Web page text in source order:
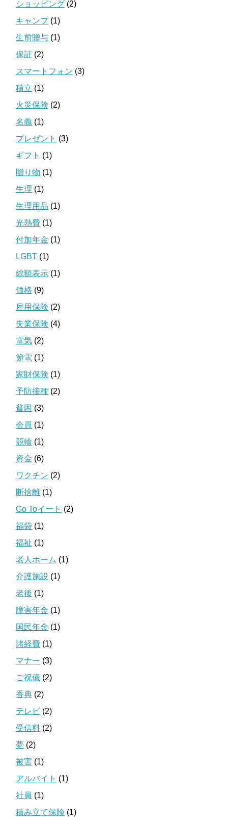
ショッピング (2)
キャンプ(1)
生前贈与 (1)
保証 (2)
スマートフォン (3)
積立 (1)
火災保険 (2)
名義 (1)
プレゼント (3)
ギフト (1)
贈り物 (1)
生理 (1)
生理用品 (1)
光熱費 (1)
付加年金 (1)
LGBT (1)
総額表示 (1)
価格 (9)
雇用保険 (2)
失業保険 (4)
電気 (2)
節電 (1)
家財保険 (1)
予防接種 (2)
貧困 (3)
会員 (1)
競輪 (1)
資金 (6)
ワクチン (2)
断捨離 (1)
Go Toイート (2)
福袋 (1)
福祉 (1)
老人ホーム (1)
介護施設 (1)
老後 (1)
障害年金 (1)
国民年金 (1)
諸経費 (1)
マナー (3)
ご祝儀 (2)
香典 (2)
テレビ (2)
受信料 (2)
夢 (2)
被害 (1)
アルバイト (1)
社員 (1)
積み立て保険 (1)